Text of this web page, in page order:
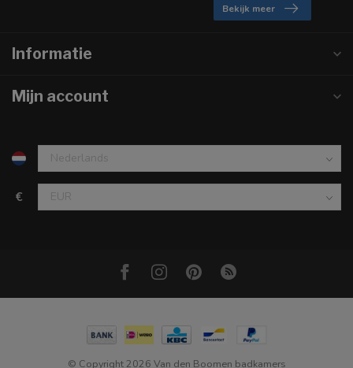
Bekijk meer
Informatie
Mijn account
€
© Copyright 2026 Van den Boomen badkamers